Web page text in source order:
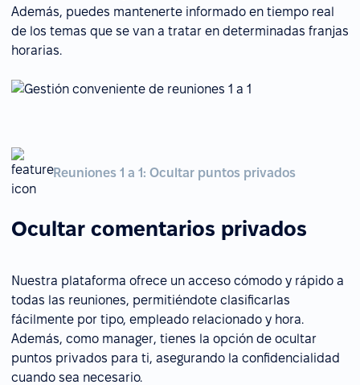
Además, puedes mantenerte informado en tiempo real
de los temas que se van a tratar en determinadas franjas
horarias.
Reuniones 1 a 1: Ocultar puntos privados
Ocultar comentarios privados
Nuestra plataforma ofrece un acceso cómodo y rápido a
todas las reuniones, permitiéndote clasificarlas
fácilmente por tipo, empleado relacionado y hora.
Además, como manager, tienes la opción de ocultar
puntos privados para ti, asegurando la confidencialidad
cuando sea necesario.